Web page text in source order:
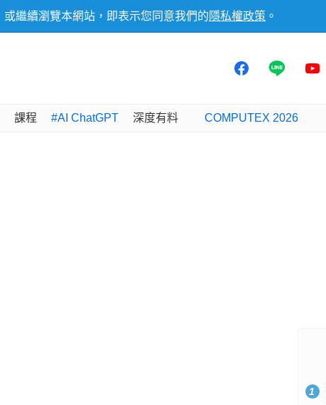
繼續瀏覽本網站，即表示您同意我們的 隱私權政策 。
課程 #AI ChatGPT 深度有料 COMPUTEX 2026
1